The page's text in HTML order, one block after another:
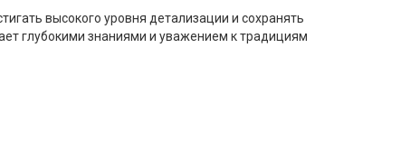
высокого уровня детализации и сохранять
глубокими знаниями и уважением к традициям